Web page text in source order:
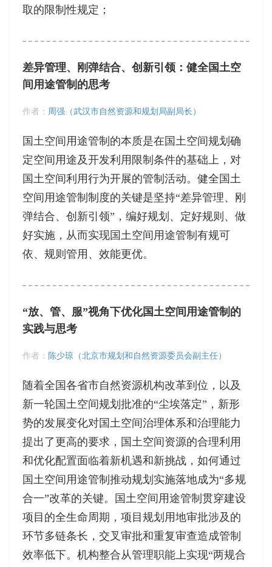
取的限制性规定；
差异管理、刚弹结合、创新引领：健全国土空
间用途管制的思考
作者： 周强（武汉市自然资源和规划局副局长）
国土空间用途管制的本质是在国土空间规划确
定空间用途及开发利用限制条件的基础上，对
国土空间利用行为开展的管制活动。健全国土
空间用途管制制度的关键是坚持“差异管理、刚
弹结合、创新引领”，编好规划、定好规则、做
好实施，从而实现国土空间用途管制有规可
依、规则管用、效能更优。
“放、管、服”视角下优化国土空间用途管制的
实践与思考
作者： 陈少琼（北京市规划和自然资源委员会副主任）
随着全国各省市自然资源机构改革到位，以及
新一轮国土空间规划批准的“尘埃落定”，新形
势的发展变化对国土空间治理体系和治理能力
提出了更高的要求，国土空间资源的合理利用
和优化配置面临着新机遇和新挑战，如何通过
国土空间用途管制推动规划实施落地成为“多规
合一”改革的关键。国土空间用途管制贯穿建设
项目的全生命周期，项目规划用地审批涉及的
环节多链条长，交叉审批和重复审查造成管制
效率低下。机构整合从管理职能上实现“两规合